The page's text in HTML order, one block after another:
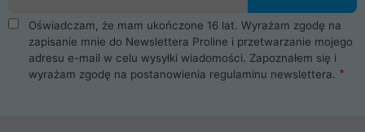
Oświadczam, że mam ukończone 16 lat. Wyrażam zgodę na
zapisanie mnie do Newslettera Proline i przetwarzanie mojego
adresu e-mail w celu wysyłki wiadomości. Zapoznałem się i
wyrażam zgodę na postanowienia regulaminu newslettera.